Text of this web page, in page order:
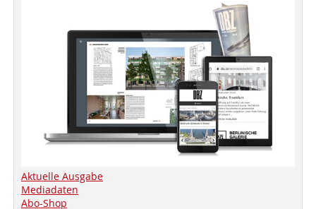
Aktuelle Ausgabe
Mediadaten
Abo-Shop